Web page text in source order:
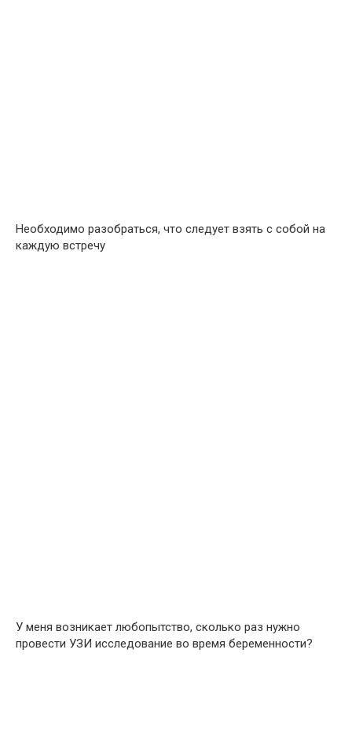
Необходимо разобраться, что следует взять с собой на
каждую встречу
У меня возникает любопытство, сколько раз нужно
провести УЗИ исследование во время беременности?